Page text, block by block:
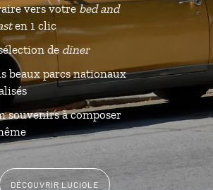
vers votrebed and
en 1 clic
de diner
beaux parcs nationaux
souvenirs à composer
DÉCOUVRIR LUCIOLE